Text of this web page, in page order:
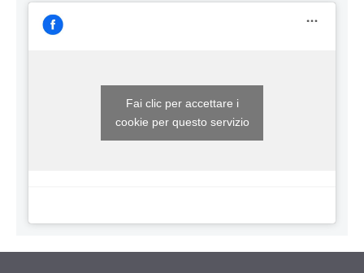
Fai clic per accettare i
cookie per questo servizio